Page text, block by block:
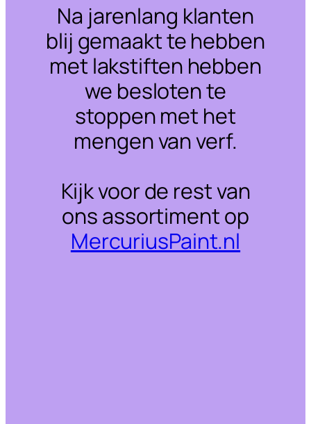
Na jarenlang klanten
blij gemaakt te hebben
met lakstiften hebben
we besloten te
stoppen met het
mengen van verf.
Kijk voor de rest van
ons assortiment op
MercuriusPaint.nl